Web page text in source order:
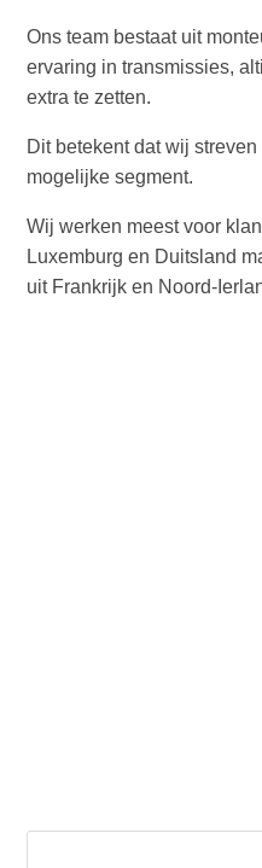
Ons team bestaat uit
ervaring in transmissies,
extra te zetten.
Dit betekent dat wij
mogelijke segment.
Wij werken meest voor
Luxemburg en Duitsland
uit Frankrijk en Noord-